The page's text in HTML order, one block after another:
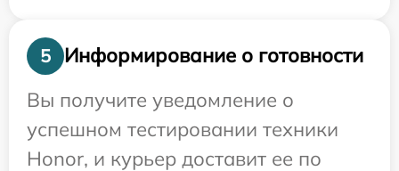
5
Информирование о готовности
Вы получите уведомление о
успешном тестировании техники
Honor, и курьер доставит ее по